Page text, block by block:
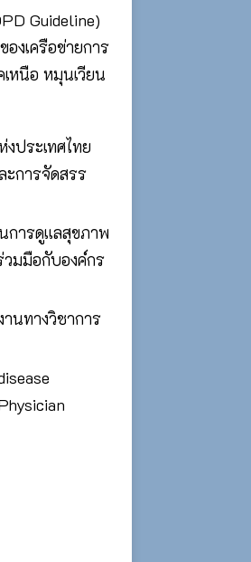
Guideline)
งเครือข่ายการ
หนือ หมุนเวียน
ประเทศไทย
การจัดสรร
การดูแลสุขภาพ
วมมือกับองค์กร
นทางวิชาการ